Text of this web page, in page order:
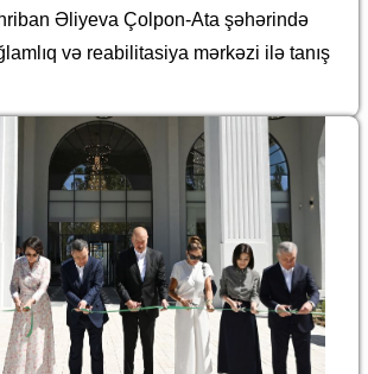
Əliyeva Çolpon-Ata şəhərində
və reabilitasiya mərkəzi ilə tanış